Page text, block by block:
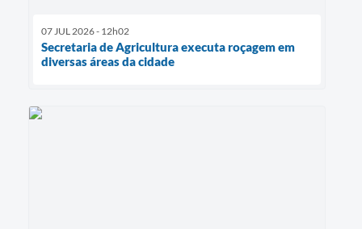
07 JUL 2026 - 12h02
Secretaria de Agricultura executa roçagem em
diversas áreas da cidade